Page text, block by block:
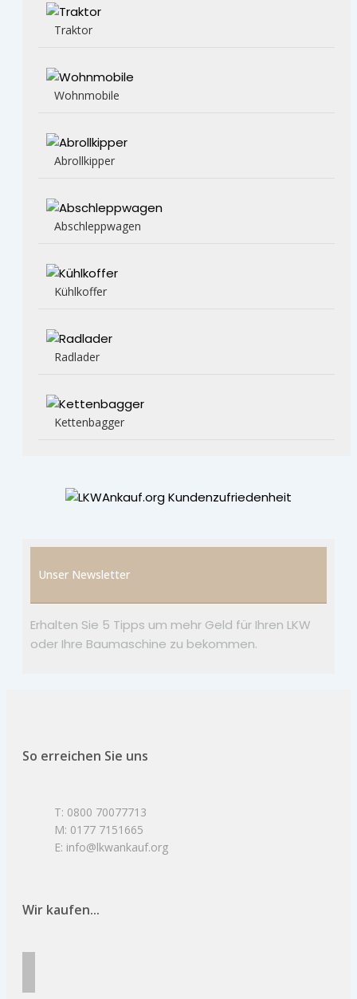
Traktor
Wohnmobile
Abrollkipper
Abschleppwagen
Kühlkoffer
Radlader
Kettenbagger
Unser Newsletter
Erhalten Sie 5 Tipps um mehr Geld für Ihren LKW
oder Ihre Baumaschine zu bekommen.
So erreichen Sie uns
T: 0800 70077713
M: 0177 7151665
E: info@lkwankauf.org
Wir kaufen...